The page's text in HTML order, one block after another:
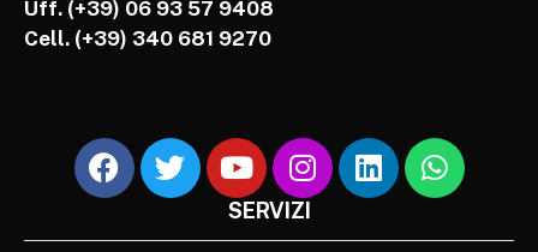
Uff. (+39) 06 93 57 9408
Cell. (+39) 340 681 9270
SERVIZI